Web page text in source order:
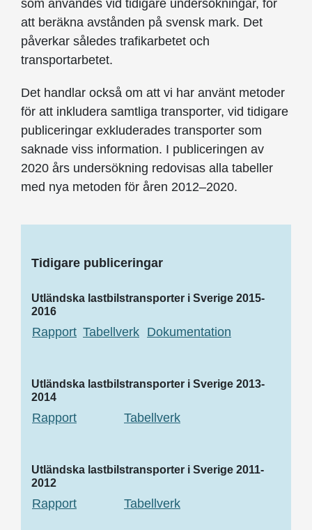
som användes vid tidigare undersökningar, för
att beräkna avstånden på svensk mark. Det
påverkar således trafikarbetet och
transportarbetet.
Det handlar också om att vi har använt metoder
för att inkludera samtliga transporter, vid tidigare
publiceringar exkluderades transporter som
saknade viss information. I publiceringen av
2020 års undersökning redovisas alla tabeller
med nya metoden för åren 2012–2020.
Tidigare publiceringar
Utländska lastbilstransporter i Sverige 2015-
2016
Rapport Tabellverk Dokumentation
Utländska lastbilstransporter i Sverige 2013-
2014
Rapport Tabellverk
Utländska lastbilstransporter i Sverige 2011-
2012
Rapport Tabellverk